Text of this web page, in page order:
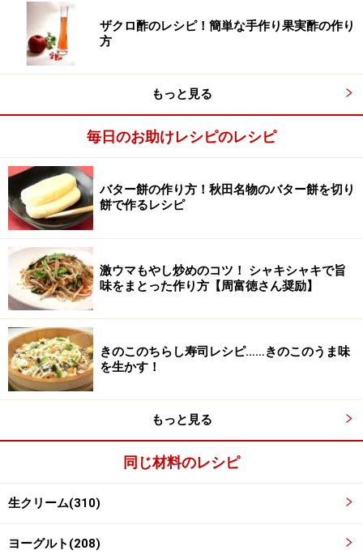
中が見えるようガラス蓋をして、保温スイッチを入れ
る。しばらくして40℃になったら蓋に隙間をあけて、
40℃に保ちながら6時間発酵させる。上がり過ぎたら保
て温度を下げる
6時間後発酵終了
ザクロ酢のレシピ！簡単な手作り果実酢の作り
方
もっと見る
毎日のお助けレシピのレシピ
バター餅の作り方！秋田名物のバター餅を切り
餅で作るレシピ
激ウマもやし炒めのコツ！ シャキシャキで旨
味をまとった作り方【周富徳さん奨励】
きのこのちらし寿司レシピ……きのこのうま味
を生かす！
もっと見る
同じ材料のレシピ
生クリーム(310)
ヨーグルト(208)